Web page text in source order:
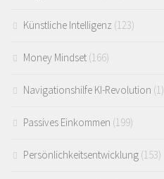
Künstliche Intelligenz (123)
Money Mindset (166)
Navigationshilfe KI-Revolution (1)
Passives Einkommen (199)
Persönlichkeitsentwicklung (153)